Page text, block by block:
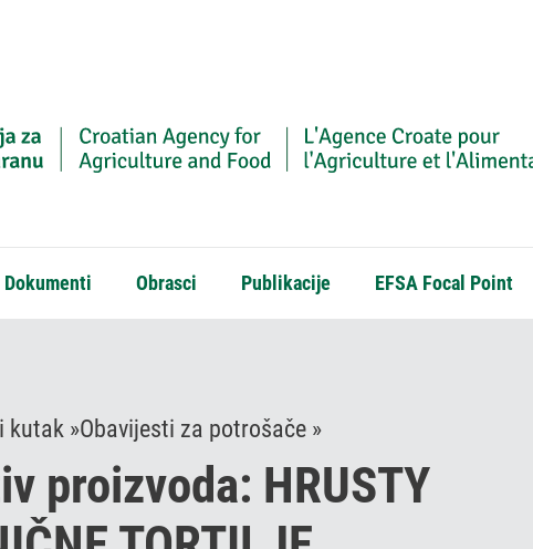
Dokumenti Obrasci Publikacije EFSA Focal Point
kutak »Obavijesti za potrošače »
proizvoda: HRUSTY